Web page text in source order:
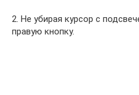
2. Не убирая курсор с
правую кнопку.